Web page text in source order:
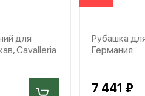
для
Cavalleria
Рубашка
Германия
7 441 ₽